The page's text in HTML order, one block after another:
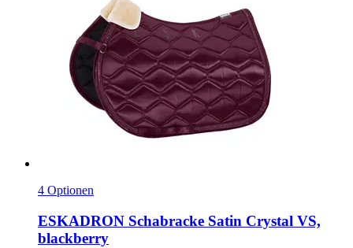
4 Optionen
ESKADRON Schabracke Satin Crystal VS,
blackberry